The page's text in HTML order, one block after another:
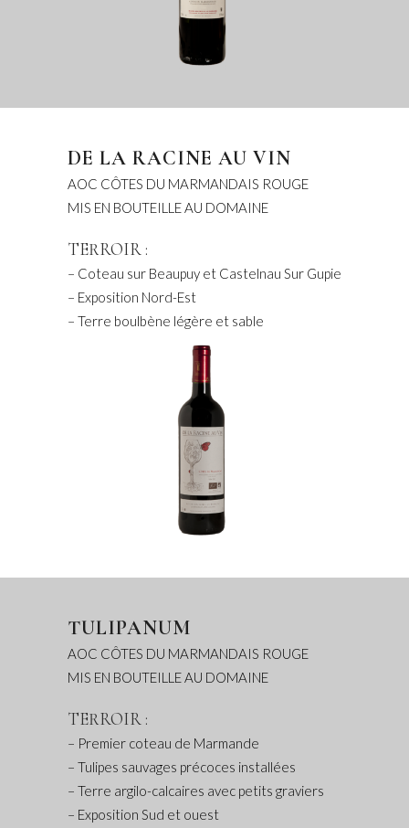
DE LA RACINE AU VIN
AOC CÔTES DU MARMANDAIS ROUGE
MIS EN BOUTEILLE AU DOMAINE
TERROIR :
– Coteau sur Beaupuy et Castelnau Sur Gupie
– Exposition Nord-Est
– Terre boulbène légère et sable
TULIPANUM
AOC CÔTES DU MARMANDAIS ROUGE
MIS EN BOUTEILLE AU DOMAINE
TERROIR :
– Premier coteau de Marmande
– Tulipes sauvages précoces installées
– Terre argilo-calcaires avec petits graviers
– Exposition Sud et ouest